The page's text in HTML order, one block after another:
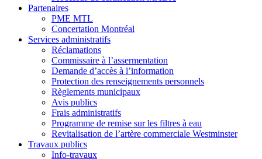
Partenaires
PME MTL
Concertation Montréal
Services administratifs
Réclamations
Commissaire à l’assermentation
Demande d’accès à l’information
Protection des renseignements personnels
Règlements municipaux
Avis publics
Frais administratifs
Programme de remise sur les filtres à eau
Revitalisation de l’artère commerciale Westminster
Travaux publics
Info-travaux